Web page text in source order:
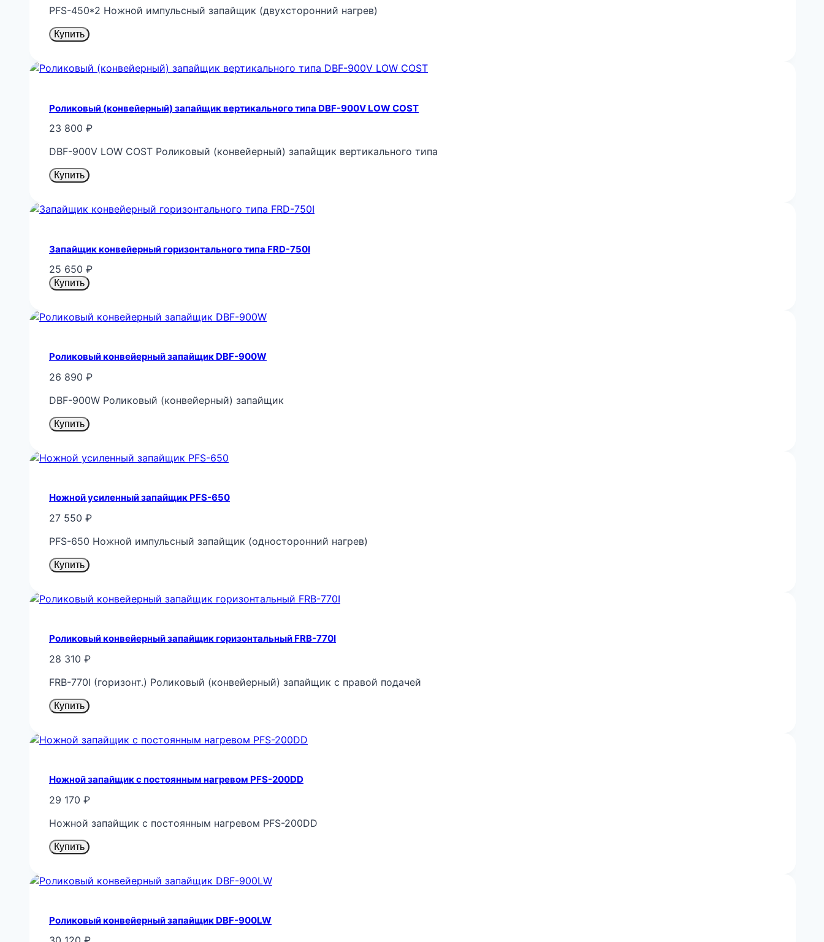
PFS-450*2 Ножной импульсный запайщик (двухсторонний нагрев)
Купить
Роликовый (конвейерный) запайщик вертикального типа DBF-900V LOW COST
23 800 ₽
DBF-900V LOW COST Роликовый (конвейерный) запайщик вертикального типа
Купить
Запайщик конвейерный горизонтального типа FRD-750I
25 650 ₽
Купить
Роликовый конвейерный запайщик DBF-900W
26 890 ₽
DBF-900W Роликовый (конвейерный) запайщик
Купить
Ножной усиленный запайщик PFS-650
27 550 ₽
PFS-650 Ножной импульсный запайщик (односторонний нагрев)
Купить
Роликовый конвейерный запайщик горизонтальный FRB-770I
28 310 ₽
FRB-770I (горизонт.) Роликовый (конвейерный) запайщик с правой подачей
Купить
Ножной запайщик с постоянным нагревом PFS-200DD
29 170 ₽
Ножной запайщик с постоянным нагревом PFS-200DD
Купить
Роликовый конвейерный запайщик DBF-900LW